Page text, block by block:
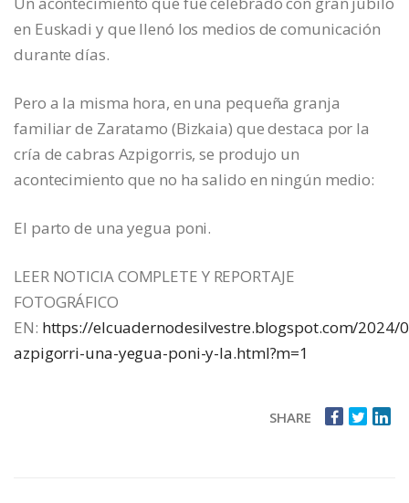
en Euskadi y que llenó los medios de comunicación
durante días.
Pero a la misma hora, en una pequeña granja
familiar de Zaratamo (Bizkaia) que destaca por la
cría de cabras Azpigorris, se produjo un
acontecimiento que no ha salido en ningún medio:
El parto de una yegua poni.
LEER NOTICIA COMPLETE Y REPORTAJE
FOTOGRÁFICO
EN: https://elcuadernodesilvestre.blogspot.com/2024/
azpigorri-una-yegua-poni-y-la.html?m=1
SHARE